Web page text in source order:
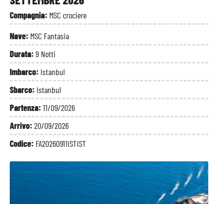
Compagnia: MSC crociere
Nave: MSC Fantasia
Durata:9 Notti
Imbarco: Istanbul
Sbarco: Istanbul
Partenza:11/09/2026
Arrivo:20/09/2026
Codice: FA20260911ISTIST